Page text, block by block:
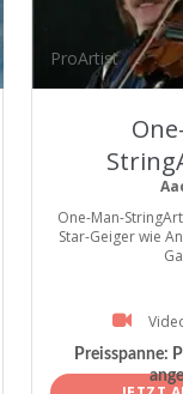
ProArtist
One-Man-
Star-Geiger wie
Preisspanne: